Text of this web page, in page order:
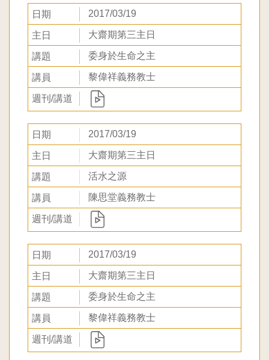
2017/03/19
大齋期第三主日
委身於生命之主
黎偉祥義務教士
2017/03/19
大齋期第三主日
活水之源
陳思堂義務教士
2017/03/19
大齋期第三主日
委身於生命之主
黎偉祥義務教士